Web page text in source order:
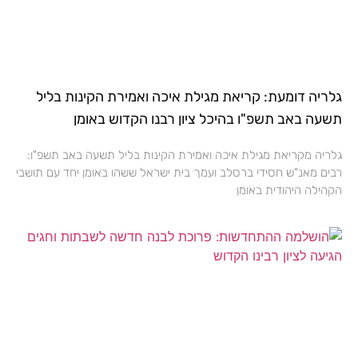
גלריה דומעת: קריאת מגילת איכה ואמירת הקינות בליל
תשעה באב תשפ"ו בהיכל ציון רבנו הקדוש באומן
גלריה מקריאת מגילת איכה ואמירת הקינות בליל תשעה באב תשפ"ו:
רבים מאנ"ש חסידי ברסלב ועמך בית ישראל ששהו באומן יחד עם תושבי
הקהילה היהודית באומן